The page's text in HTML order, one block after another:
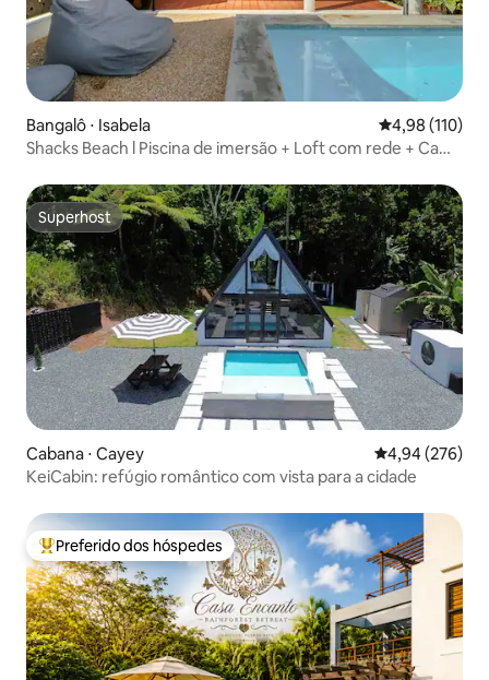
Bangalô ⋅ Isabela 4,98 de uma
4,98 (110)
Shacks Beach l Piscina de imersão + Loft com rede + Cama
Superhost
Superhost
Cabana ⋅ Cayey 4,94 de uma
4,94 (276)
KeiCabin: refúgio romântico com vista para a cidade
Entre os melhores preferidos dos hóspedes
Preferido dos hóspedes